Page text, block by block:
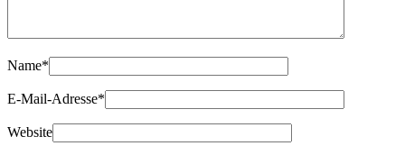
Name*
E-Mail-Adresse*
Website